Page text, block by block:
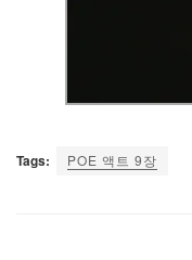
Tags: POE 액트 9장